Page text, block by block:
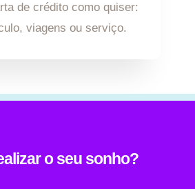
de crédito como quiser:
viagens ou serviço.
o seu sonho?